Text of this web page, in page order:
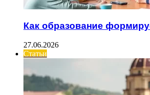
Как образование
27.06.2026
Статьи